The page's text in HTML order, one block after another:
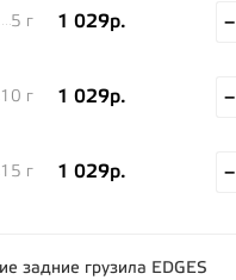
5 г 1 029р. −
10 г 1 029р. −
15 г 1 029р. −
задние грузила EDGES